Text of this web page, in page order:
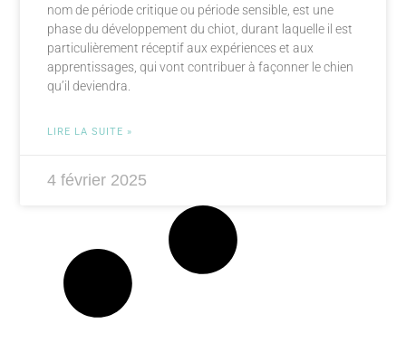
nom de période critique ou période sensible, est une
phase du développement du chiot, durant laquelle il est
particulièrement réceptif aux expériences et aux
apprentissages, qui vont contribuer à façonner le chien
qu’il deviendra.
LIRE LA SUITE »
4 février 2025